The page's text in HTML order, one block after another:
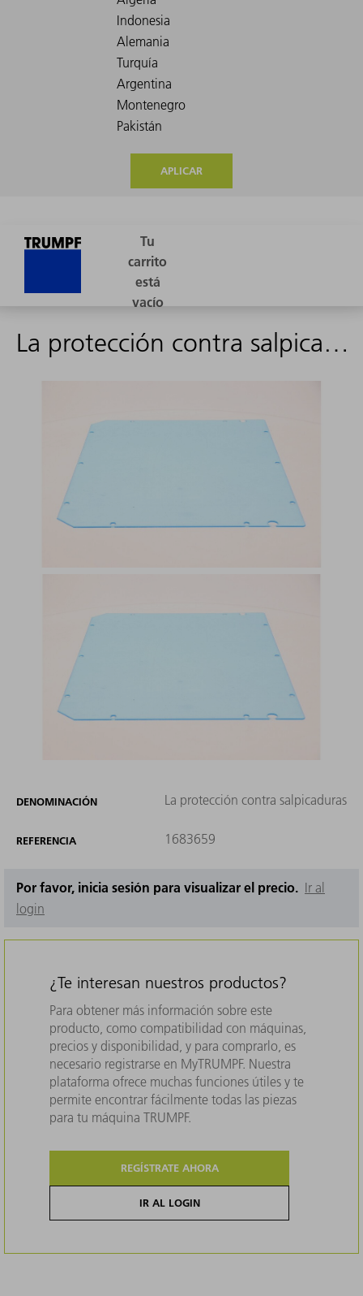
APLICAR
La protección contra salpicaduras
DENOMINACIÓN La protección contra salpicaduras
REFERENCIA 1683659
Por favor, inicia sesión para visualizar el precio. Ir al
login
¿Te interesan nuestros productos?
Para obtener más información sobre este
producto, como compatibilidad con máquinas,
precios y disponibilidad, y para comprarlo, es
necesario registrarse en MyTRUMPF. Nuestra
plataforma ofrece muchas funciones útiles y te
permite encontrar fácilmente todas las piezas
para tu máquina TRUMPF.
REGÍSTRATE AHORA
IR AL LOGIN